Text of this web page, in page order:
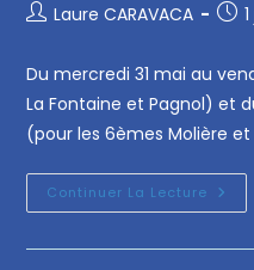
Laure CARAVACA
Du mercredi 31 mai au
La Fontaine et Pagnol) et
(pour les 6èmes Molière et
Continuer La Lecture